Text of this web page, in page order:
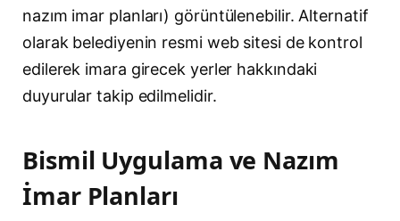
nazım imar planları) görüntülenebilir. Alternatif
olarak belediyenin resmi web sitesi de kontrol
edilerek imara girecek yerler hakkındaki
duyurular takip edilmelidir.
Bismil Uygulama ve Nazım
İmar Planları